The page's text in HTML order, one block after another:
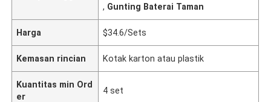
, Gunting Baterai Taman
Harga $34.6/Sets
Kemasan rincian Kotak karton atau plastik
Kuantitas min Ord
er
4 set